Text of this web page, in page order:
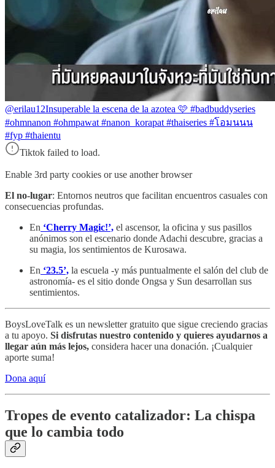
@erilau12Insuperable la escena de la azotea 🩷 #badbuddyseries
#ohmnanon #ohmpawat #nanon_korapat #thaiseries #โอมนนน
#fyp #thaientu
Tiktok failed to load.
Enable 3rd party cookies or use another browser
El no-lugar: Entornos neutros que facilitan encuentros casuales con
consecuencias profundas.
En ‘Cherry Magic!’, el ascensor, la oficina y sus pasillos
anónimos son el escenario donde Adachi descubre, gracias a
su magia, los sentimientos de Kurosawa.
En ‘23.5’, la escuela -y más puntualmente el salón del club de
astronomía- es el sitio donde Ongsa y Sun desarrollan sus
sentimientos.
BoysLoveTalk es un newsletter gratuito que sigue creciendo gracias
a tu apoyo. Si disfrutas nuestro contenido y quieres ayudarnos a
llegar aún más lejos, considera hacer una donación. ¡Cualquier
aporte suma!
Dona aquí
Tropes de evento catalizador: La chispa
que lo cambia todo